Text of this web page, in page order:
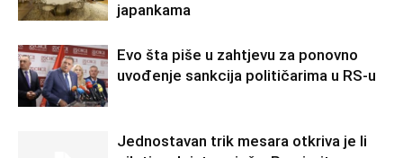
japankama
Evo šta piše u zahtjevu za ponovno
uvođenje sankcija političarima u RS-u
Jednostavan trik mesara otkriva je li